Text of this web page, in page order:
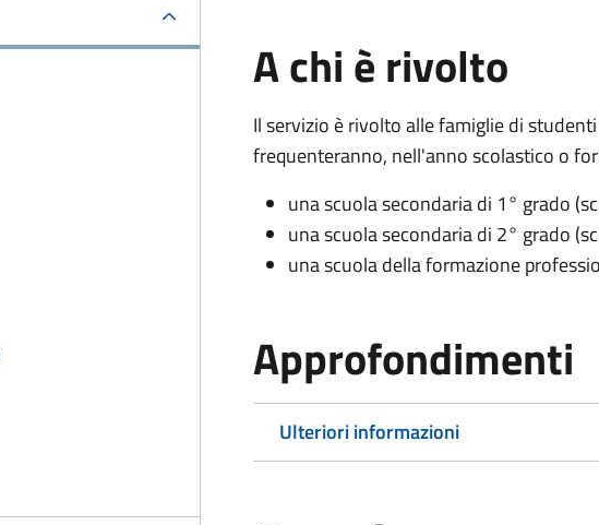
A chi è rivolto
Il servizio è rivoltoalle famiglie di
frequenteranno, nell'anno scolastico o
una scuola secondaria di 1° grado
una scuola secondaria di 2° grado
una scuola della formazione
Approfondimenti
Ulteriori informazioni